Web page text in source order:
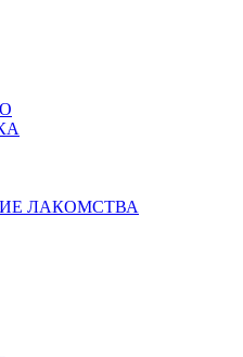
ЛАКОМСТВА